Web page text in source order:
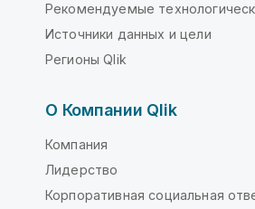
Рекомендуемые
Источники данных и цели
Регионы Qlik
О Компании Qlik
Компания
Лидерство
Корпоративная социальная